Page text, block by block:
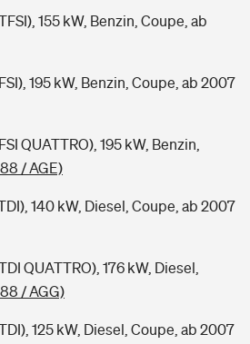
Sicherheit für deine Kids
155 kW, Benzin, Coupe, ab
195 kW, Benzin, Coupe, ab 2007
QUATTRO), 195 kW, Benzin,
/ AGE)
140 kW, Diesel, Coupe, ab 2007
QUATTRO), 176 kW, Diesel,
/ AGG)
125 kW, Diesel, Coupe, ab 2007